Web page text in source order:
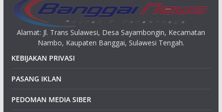
Alamat: Jl. Trans Sulawesi, Desa Sayambongin, Kecamatan
Nambo, Kaupaten Banggai, Sulawesi Tengah.
KEBIJAKAN PRIVASI
PASANG IKLAN
PEDOMAN MEDIA SIBER